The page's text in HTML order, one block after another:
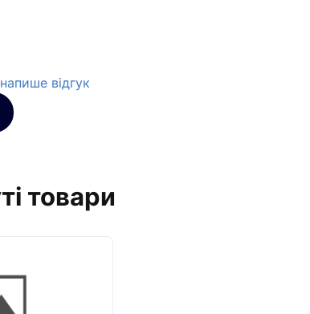
відгук
товари